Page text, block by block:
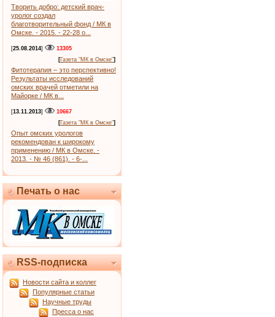
Творить добро: детский врач-
уролог создал
благотворительный фонд / МК в
Омске. - 2015. - 22-28 о...
[25.08.2014]
13305
[Газета "МК в Омске"]
Фитотерапия – это перспективно!
Результаты исследований
омских врачей отметили на
Майорке / МК в...
[13.11.2013]
10667
[Газета "МК в Омске"]
Опыт омских урологов
рекомендован к широкому
применению / МК в Омске. -
2013. - № 46 (861). - 6-...
Печать о нас
RSS-подписка
Новости сайта и коллег
Популярные статьи
Научные труды
Пресса о нас